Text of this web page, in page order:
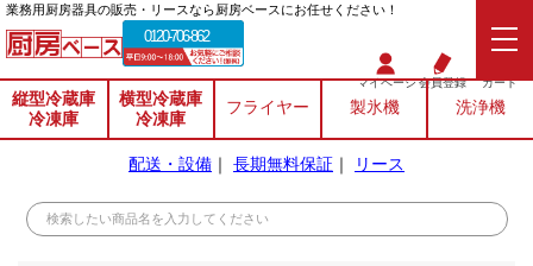
業務⽤厨房器具の販売・リースなら厨房ベースにお任せください！
0120-706-862
マイページ会員登録 カート
縦型冷蔵庫
冷凍庫
横型冷蔵庫
冷凍庫
フライヤー 製氷機 洗浄機
配送・設備 ｜ 長期無料保証 ｜ リース